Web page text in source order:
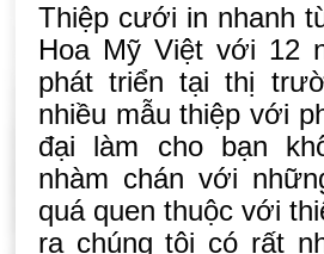
Thiệp cưới in nhanh
Hoa Mỹ Việt với 12
phát triển tại thị
nhiều mẫu thiệp với
đại làm cho bạn
nhàm chán với
quá quen thuộc với
ra chúng tôi có rất